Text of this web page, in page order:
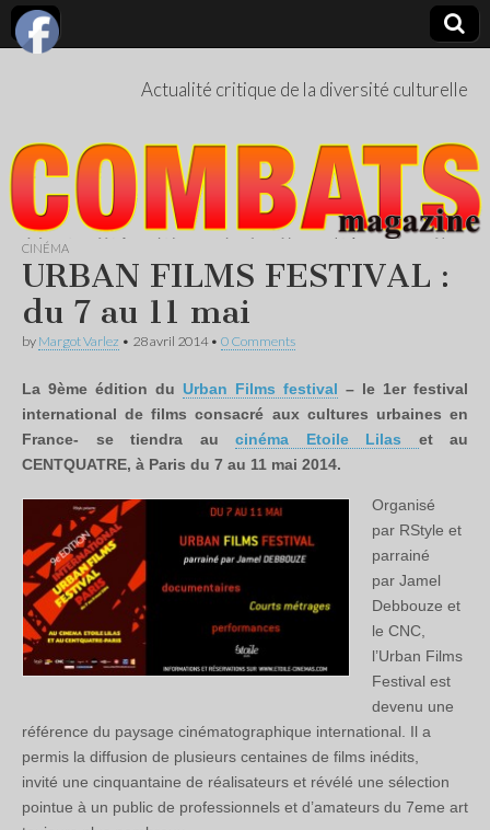
Actualité critique de la diversité culturelle
CINÉMA
URBAN FILMS FESTIVAL :
du 7 au 11 mai
by Margot Varlez • 28 avril 2014• 0 Comments
La 9ème édition du Urban Films festival – le 1er festival
international de films consacré aux cultures urbaines en
France- se tiendra au cinéma Etoile Lilas et au
CENTQUATRE, à Paris du 7 au 11 mai 2014.
Organisé
par RStyle et
parrainé
par Jamel
Debbouze et
le CNC,
l’Urban Films
Festival est
devenu une
référence du paysage cinématographique international. Il a
permis la diffusion de plusieurs centaines de films inédits,
invité une cinquantaine de réalisateurs et révélé une sélection
pointue à un public de professionnels et d’amateurs du 7eme art